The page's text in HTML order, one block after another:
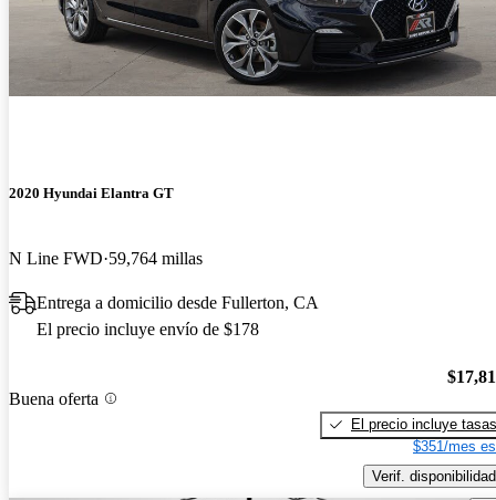
2020 Hyundai Elantra GT
N Line FWD 59,764 millas
Entrega a domicilio desde Fullerton, CA
El precio incluye envío de $178
Buena oferta
El precio incluye tasas
$351/mes
Verif. disponibilidad